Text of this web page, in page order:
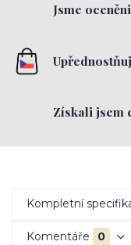
Jsme
Získali jsem
Kompletní
Komentáře 0